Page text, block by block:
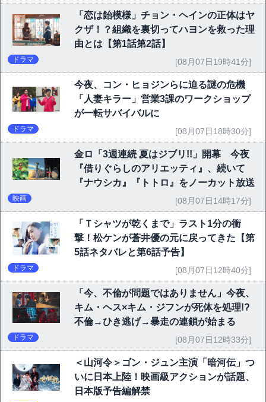
「恋は飴模様」チョン・ヘインの正体はヤ
クザ！？組織を裏切ってハヨンを救った理
由とは【第1話第2話】
ドラマ [08月07日19時41分]
今夜、コン・ヒョジンらに迫る謎の危機
「人妻キラー」営業3課のワークショップ
が一転サバイバルに
ドラマ [08月07日18時30分]
金ロ「3週連続 夏はジブリ!!」開幕 今夜
『借りぐらしのアリエッティ』、続いて
『ナウシカ』『トトロ』をノーカット放送
映画 [08月07日14時17分]
「Ｔシャツが乾くまで」ラスト1分の衝
撃！松ケンが蒼井優の元に戻ってきた【第
5話ネタバレと第6話予告】
ドラマ [08月07日12時40分]
「今、不倫が問題ではありません」今夜、
キム・ヘス×キム・ジフンが死体を処理!?
不倫→ひき逃げ→暴走の連鎖が始まる
ドラマ [08月07日12時33分]
＜山河令＞ゴン・ジュン主演「暗河伝」つ
いに日本上陸！映画級アクションが話題、
日本版予告編解禁